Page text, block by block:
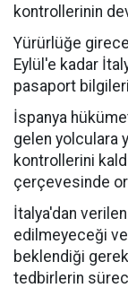
kontrollerinin
Yürürlüğe
Eylül'e kadar
pasaport
İspanya
gelen yolculara
kontrollerini
çerçevesinde
İtalya'dan
edilmeyeceği
beklendiği
tedbirlerin